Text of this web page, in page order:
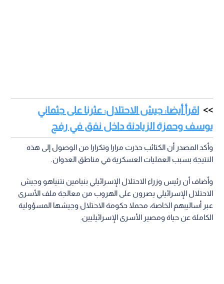
اقرأ أيضا: جيش الاحتلال: عثرنا على جثماني
يوسف وحمزة الزيادنة داخل نفق في رفح
وأكد المصدر أن الكتائب حذرت مرارا وتكرارا من الوصول إلى هذه
النتيجة بسبب العمليات العسكرية في مناطق العدوان.
وأضاف أن رئيس وزراء الاحتلال الإسرائيلي بنيامين نتنياهو وجيش
الاحتلال الإسرائيلي يصرون على الهروب من معالجة ملف الأسرى
عبر أساليبهم الخاصة، محملا حكومة الاحتلال وجيشها المسؤولية
الكاملة عن حياة ومصير الأسرى الإسرائيليين.